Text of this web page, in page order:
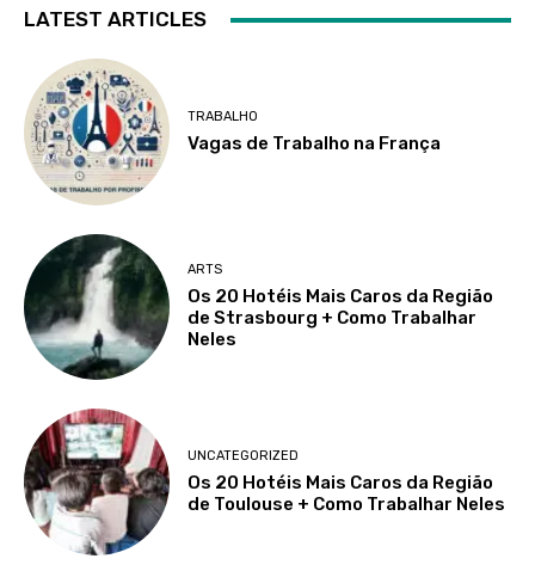
LATEST ARTICLES
TRABALHO
Vagas de Trabalho na França
ARTS
Os 20 Hotéis Mais Caros da Região
de Strasbourg + Como Trabalhar
Neles
UNCATEGORIZED
Os 20 Hotéis Mais Caros da Região
de Toulouse + Como Trabalhar Neles